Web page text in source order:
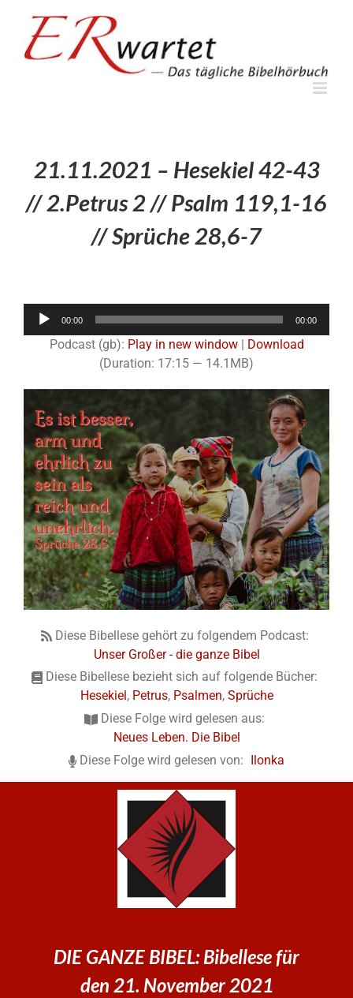
springen
21.11.2021 – Hesekiel 42-43
// 2.Petrus 2 // Psalm 119,1-16
// Sprüche 28,6-7
Audio-
00:00 00:00
Podcast (gb): Play in new window|
Download
(Duration: 17:15 — 14.1MB)
Diese Bibellese gehört zu folgendem Podcast:
Unser Großer - die ganze Bibel
Diese Bibellese bezieht sich auf folgende Bücher:
Hesekiel , Petrus, Psalmen, Sprüche
Diese Folge wird gelesen aus:
Neues Leben. Die Bibel
Diese Folge wird gelesen von: Ilonka
DIE GANZE BIBEL: Bibellese für
den 21. November 2021